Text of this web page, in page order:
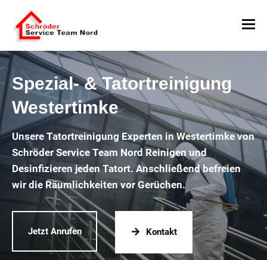
Spezial- & Tatortreinigung
Westertimke
Unsere Tatortreinigung Experten in Westertimke von
Schröder Service Team Nord Reinigen und
Desinfizieren jeden Tatort. Anschließend befreien
wir die Räumlichkeiten vor Gerüchen.
Jetzt Anrufen Kontakt